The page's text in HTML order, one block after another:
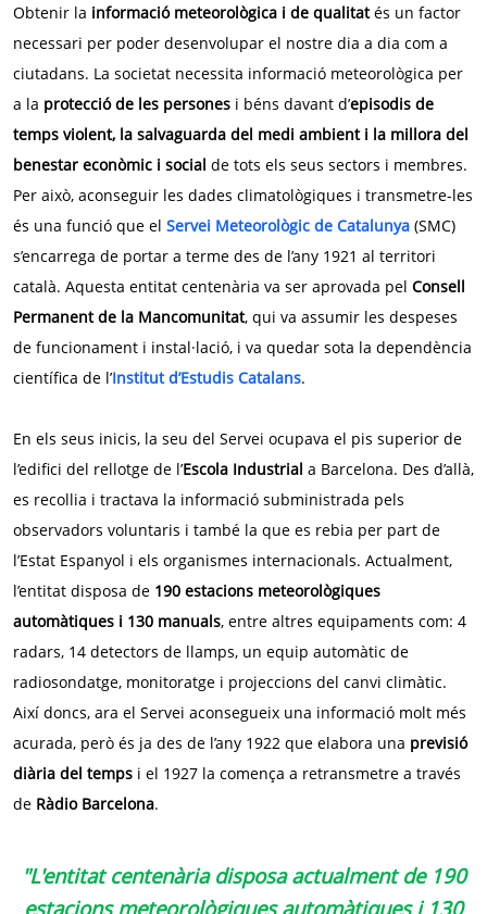
Obtenir la informació meteorològica i de qualitatés un factor
necessari per poder desenvolupar el nostre dia a dia com a
ciutadans. La societat necessita informació meteorològica per
a la protecció de les persones i béns davant d’episodis de
temps violent, la salvaguarda del medi ambient i la millora del
benestar econòmic i social de tots els seus sectors i membres.
Per això, aconseguir les dades climatològiques i transmetre-les
és una funció que el Servei Meteorològic de Catalunya (SMC)
s’encarrega de portar a terme des de l’any 1921 al territori
català. Aquesta entitat centenària va ser aprovada pel Consell
Permanent de la Mancomunitat, qui va assumir les despeses
de funcionament i instal·lació, i va quedar sota la dependència
científica de l’Institut d’Estudis Catalans.
En els seus inicis, la seu del Servei ocupava el pis superior de
l’edifici del rellotge de l’Escola Industrial a Barcelona. Des d’allà,
es recollia i tractava la informació subministrada pels
observadors voluntaris i també la que es rebia per part de
l’Estat Espanyol i els organismes internacionals. Actualment,
l’entitat disposa de 190 estacions meteorològiques
automàtiques i 130 manuals, entre altres equipaments com: 4
radars, 14 detectors de llamps, un equip automàtic de
radiosondatge, monitoratge i projeccions del canvi climàtic.
Així doncs, ara el Servei aconsegueix una informació molt més
acurada, però és ja des de l’any 1922 que elabora una previsió
diària del temps i el 1927 la comença a retransmetre a través
de Ràdio Barcelona.
"L'entitat centenària disposa actualment de 190
estacions meteorològiques automàtiques i 130